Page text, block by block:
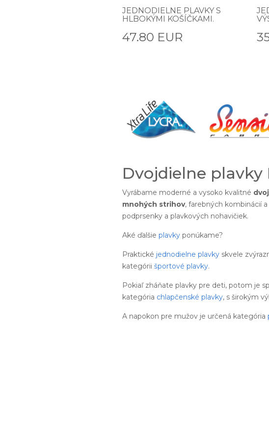
JEDNODIELNE PLAVKY S
HLBOKÝMI KOŠÍČKAMI.
47.80 EUR
Dvojdielne plavky
Vyrábame moderné a vysoko kvalitné
mnohých strihov, farebných kombinácií
podprsenky a plavkových nohavičiek.
Aké ďalšie plavky ponúkame?
Praktické jednodielne plavky skvele
kategórii športové plavky.
Pokiaľ zháňate plavky pre deti, potom je
kategória chlapčenské plavky, s širokým
A napokon pre mužov je určená kategória